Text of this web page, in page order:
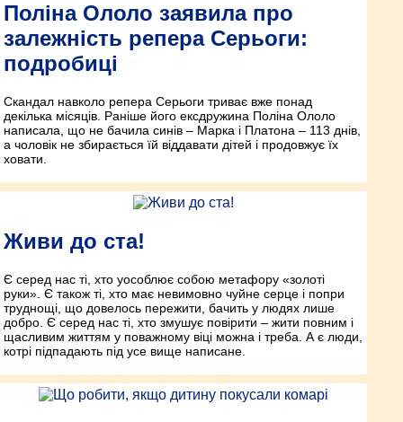
Поліна Ололо заявила про
залежність репера Серьоги:
подробиці
Скандал навколо репера Серьоги триває вже понад
декілька місяців. Раніше його ексдружина Поліна Ололо
написала, що не бачила синів – Марка і Платона – 113 днів,
а чоловік не збирається їй віддавати дітей і продовжує їх
ховати.
Живи до ста!
Є серед нас ті, хто уособлює собою метафору «золоті
руки». Є також ті, хто має невимовно чуйне серце і попри
труднощі, що довелось пережити, бачить у людях лише
добро. Є серед нас ті, хто змушує повірити – жити повним і
щасливим життям у поважному віці можна і треба. А є люди,
котрі підпадають під усе вище написане.